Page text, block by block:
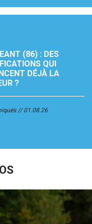
(86) : DES
QUI
DÉJÀ LA
?
01.08.26